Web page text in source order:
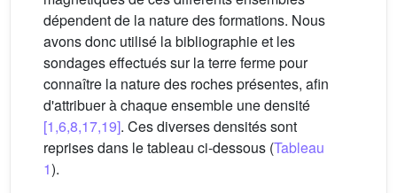
dépendent de la nature des formations. Nous
avons donc utilisé la bibliographie et les
sondages effectués sur la terre ferme pour
connaître la nature des roches présentes, afin
d'attribuer à chaque ensemble une densité
[1,6,8,17,19]. Ces diverses densités sont
reprises dans le tableau ci-dessous (Tableau
1).